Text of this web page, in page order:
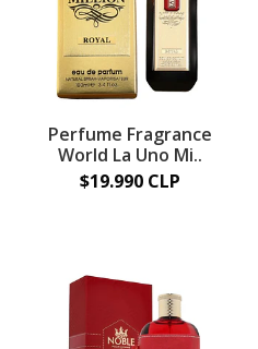
Perfume Fragrance
World La Uno Mi..
$19.990 CLP